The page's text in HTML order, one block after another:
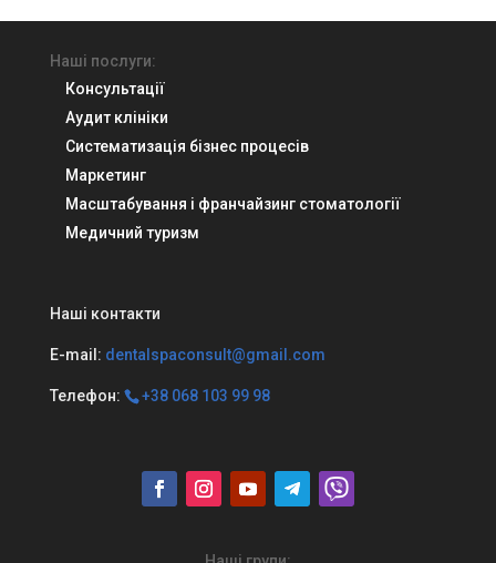
Наші послуги:
Консультації
Аудит клініки
Систематизація бізнес процесів
Маркетинг
Масштабування і франчайзинг стоматології
Медичний туризм
Наші контакти
E-mail: dentalspaconsult@gmail.com
Телефон: +38 068 103 99 98